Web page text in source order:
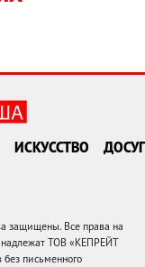
ИСКУССТВО ДОСУГ
Все права на
ТОВ «КЕПРЕЙТ
письменного